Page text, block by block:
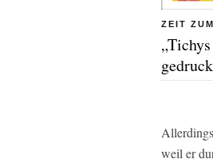
ZEIT
weil er